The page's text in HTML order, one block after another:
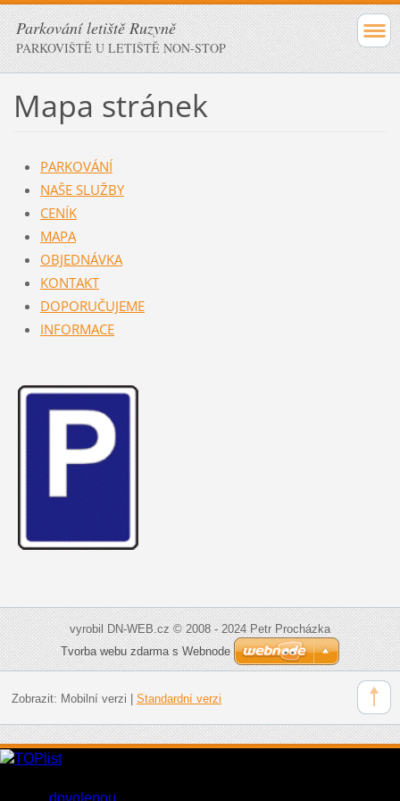
Parkování letiště Ruzyně
PARKOVIŠTĚ U LETIŠTĚ NON-STOP
Mapa stránek
PARKOVÁNÍ
NAŠE SLUŽBY
CENÍK
MAPA
OBJEDNÁVKA
KONTAKT
DOPORUČUJEME
INFORMACE
vyrobil DN-WEB.cz © 2008 - 2024 Petr Procházka
Tvorba webu zdarma s Webnode
Zobrazit: Mobilní verzi Standardní verzi
dovolenou